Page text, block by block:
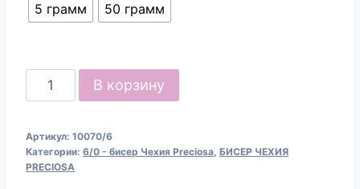
5 грамм
50 грамм
Количество
товара
Чехия
Preciosa
В корзину
Артикул: 10070/6
Категории: 6/0 - бисер Чехия Preciosa БИСЕР ЧЕХИЯ
PRECIOSA